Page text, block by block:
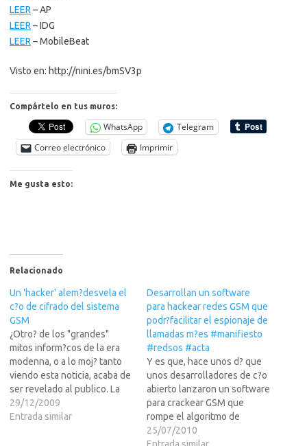
LEER – AP
LEER – IDG
LEER – MobileBeat
Visto en: http://nini.es/bmSV3p
Compártelo en tus muros:
WhatsApp
Telegram
Correo electrónico
Imprimir
Me gusta esto:
Relacionado
Un 'hacker' alem?desvela el
c?o de cifrado del sistema
GSM
¿Otro? de los "grandes"
mitos inform?cos de la era
modenna, o a lo moj? tanto
viendo esta noticia, acaba de
ser revelado al publico. La
noticia en leer masEUROPA
PRESS. 29.12.2009 - 17.12 h
29/12/2009
Entrada similar
Desarrollan un software
para hackear redes GSM que
podr?facilitar el espionaje de
llamadas m?es #manifiesto
#redsos #acta
Y es que, hace unos d? que
unos desarrolladores de c?o
abierto lanzaron un software
para crackear GSM que
rompe el algoritmo de
encriptaci?5/1, que es el que
25/07/2010